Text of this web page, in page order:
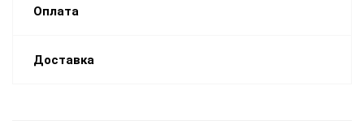
Оплата
Доставка